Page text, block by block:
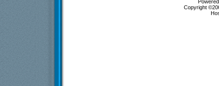
Copyright